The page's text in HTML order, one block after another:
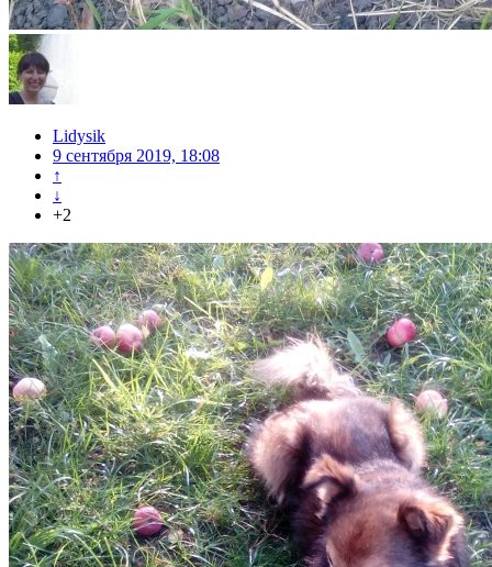
Lidysik
9 сентября 2019, 18:08
↑
↓
+2